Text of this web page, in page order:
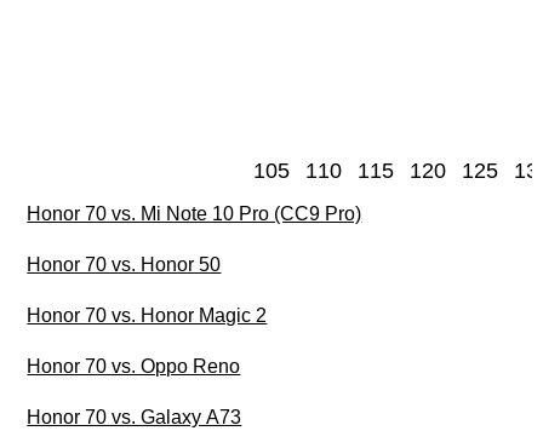
105 110 115 120 125
Honor 70 vs. Mi Note 10 Pro (CC9 Pro)
Honor 70 vs. Honor 50
Honor 70 vs. Honor Magic 2
Honor 70 vs. Oppo Reno
Honor 70 vs. Galaxy A73